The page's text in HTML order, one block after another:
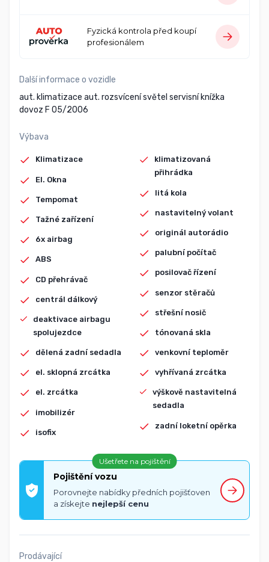
Fyzická kontrola před koupí
profesionálem
Další informace o vozidle
aut. klimatizace aut. rozsvícení světel servisní knížka
dovoz F 05/2006
Výbava
Klimatizace
El. Okna
Tempomat
Tažné zařízení
6x airbag
ABS
CD přehrávač
centrál dálkový
deaktivace airbagu
spolujezdce
dělená zadní sedadla
el. sklopná zrcátka
el. zrcátka
imobilizér
isofix
klimatizovaná
přihrádka
litá kola
nastavitelný volant
originál autorádio
palubní počítač
posilovač řízení
senzor stěračů
střešní nosič
tónovaná skla
venkovní teploměr
vyhřívaná zrcátka
výškově nastavitelná
sedadla
zadní loketní opěrka
Ušetřete na pojištění
Pojištění vozu
Porovnejte nabídky předních pojišťoven
a získejte nejlepší cenu
Prodávající